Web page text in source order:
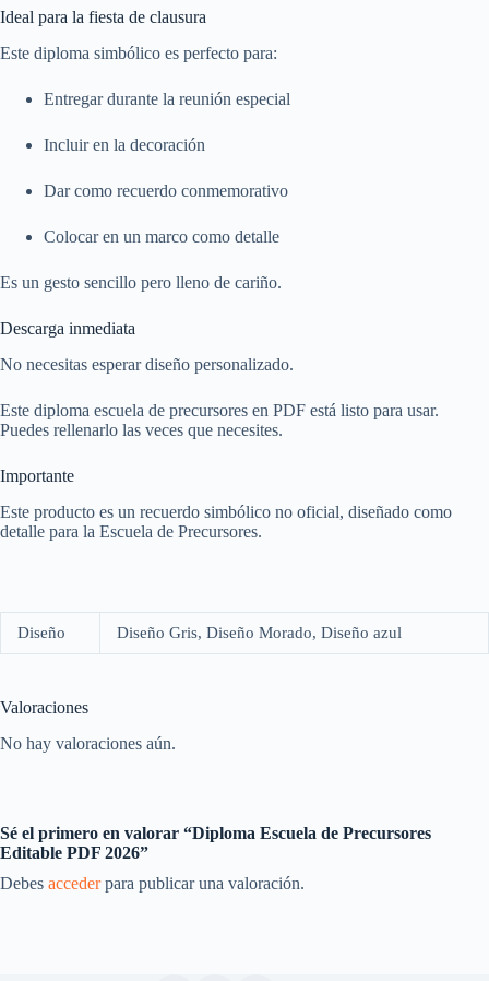
Ideal para la fiesta de clausura
Este diploma simbólico es perfecto para:
Entregar durante la reunión especial
Incluir en la decoración
Dar como recuerdo conmemorativo
Colocar en un marco como detalle
Es un gesto sencillo pero lleno de cariño.
Descarga inmediata
No necesitas esperar diseño personalizado.
Este diploma escuela de precursores en PDF está listo para usar.
Puedes rellenarlo las veces que necesites.
Importante
Este producto es un recuerdo simbólico no oficial, diseñado como
detalle para la Escuela de Precursores.
Diseño Diseño Gris, Diseño Morado, Diseño azul
Valoraciones
No hay valoraciones aún.
Sé el primero en valorar “Diploma Escuela de Precursores
Editable PDF 2026”
Debes accederpara publicar una valoración.